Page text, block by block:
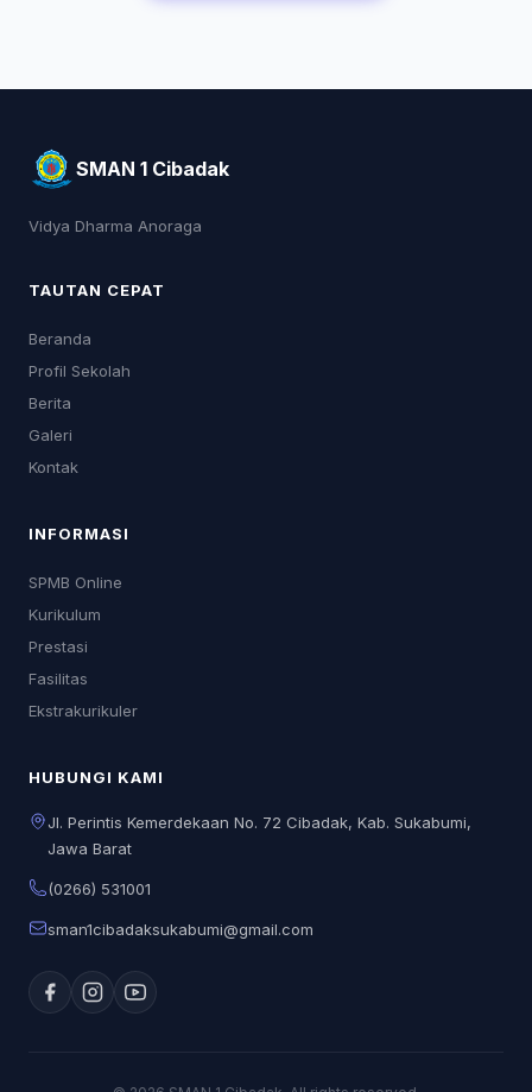
SMAN 1 Cibadak
Vidya Dharma Anoraga
TAUTAN CEPAT
Beranda
Profil Sekolah
Berita
Galeri
Kontak
INFORMASI
SPMB Online
Kurikulum
Prestasi
Fasilitas
Ekstrakurikuler
HUBUNGI KAMI
Jl. Perintis Kemerdekaan No. 72 Cibadak, Kab. Sukabumi,
Jawa Barat
(0266) 531001
sman1cibadaksukabumi@gmail.com